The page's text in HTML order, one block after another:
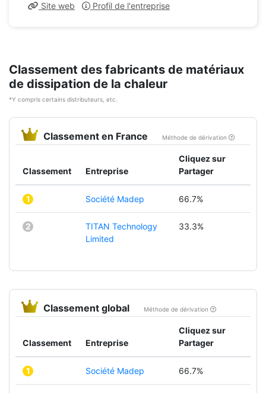
Site web Profil de l'entreprise
Classement des fabricants de matériaux
de dissipation de la chaleur
*Y compris certains distributeurs, etc.
Classement en France Méthode de dérivation
Classement Entreprise
Cliquez sur
Partager
1 Société Madep 66.7%
2
TITAN Technology
Limited
33.3%
Classement global Méthode de dérivation
Classement Entreprise
Cliquez sur
Partager
1 Société Madep 66.7%